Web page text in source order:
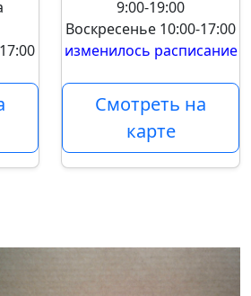
9:00-19:00
Воскресенье 10:00-17:00
изменилось расписание
Смотреть на
карте